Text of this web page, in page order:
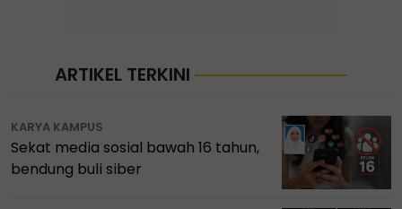
ARTIKEL TERKINI
KARYA KAMPUS
Sekat media sosial bawah 16 tahun,
bendung buli siber